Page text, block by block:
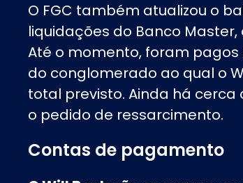
O FGC também atualizou o
liquidações do Banco
Até o momento, foram pagos
do conglomerado ao qual o
total previsto. Ainda há cerca
o pedido de ressarcimento.
Contas de pagamento